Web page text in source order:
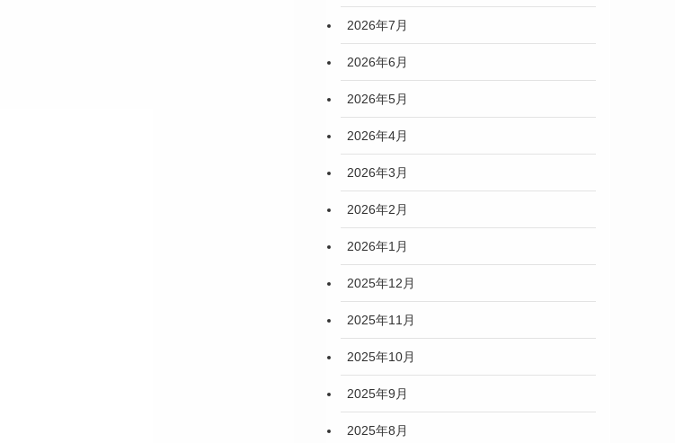
2026年7月
2026年6月
2026年5月
2026年4月
2026年3月
2026年2月
2026年1月
2025年12月
2025年11月
2025年10月
2025年9月
2025年8月